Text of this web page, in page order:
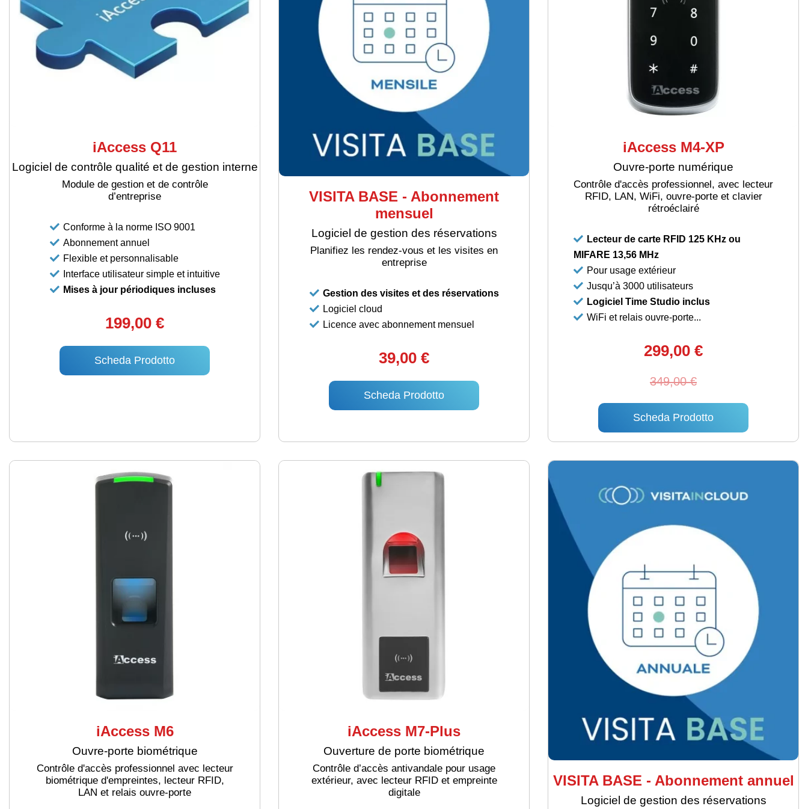
iAccess Q11
Logiciel de contrôle qualité et de gestion interne
Module de gestion et de contrôle
d’entreprise
Conforme à la norme ISO 9001
Abonnement annuel
Flexible et personnalisable
Interface utilisateur simple et intuitive
Mises à jour périodiques incluses
199,00 €
Scheda Prodotto
VISITA BASE - Abonnement
mensuel
Logiciel de gestion des réservations
Planifiez les rendez-vous et les visites en
entreprise
Gestion des visites et des réservations
Logiciel cloud
Licence avec abonnement mensuel
39,00 €
Scheda Prodotto
iAccess M4-XP
Ouvre-porte numérique
Contrôle d'accès professionnel, avec lecteur
RFID, LAN, WiFi, ouvre-porte et clavier
rétroéclairé
Lecteur de carte RFID 125 KHz ou
MIFARE 13,56 MHz
Pour usage extérieur
Jusqu’à 3000 utilisateurs
Logiciel Time Studio inclus
WiFi et relais ouvre-porte...
299,00 €
349,00 €
Scheda Prodotto
iAccess M6
Ouvre-porte biométrique
Contrôle d'accès professionnel avec lecteur
biométrique d'empreintes, lecteur RFID,
LAN et relais ouvre-porte
iAccess M7-Plus
Ouverture de porte biométrique
Contrôle d’accès antivandale pour usage
extérieur, avec lecteur RFID et empreinte
digitale
VISITA BASE - Abonnement annuel
Logiciel de gestion des réservations